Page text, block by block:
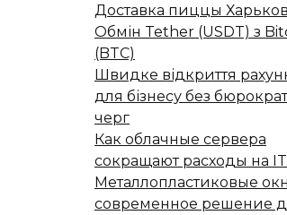
Доставка пиццы Харьков
Обмін Tether (USDT) з
(BTC)
Швидке відкриття
для бізнесу без
черг
Как облачные сервера
сокращают расходы на IT
Металлопластиковые
современное решение